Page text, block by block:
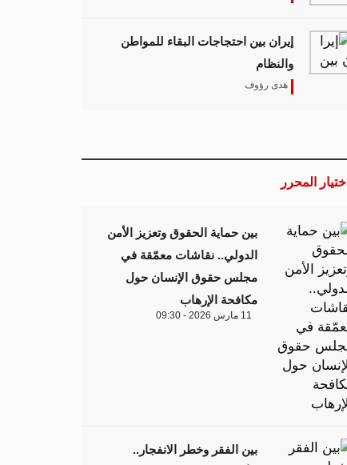
إيران بين احتجاجات البقاء للمواطن
والنظام
هدى رؤوف
اختيار المحرر
بين حماية الحقوق وتعزيز الأمن
الدولي.. نقاشات معمّقة في
مجلس حقوق الإنسان حول
مكافحة الإرهاب
11 مارس 2026 - 09:30
بين الفقر وخطر الانفجار..